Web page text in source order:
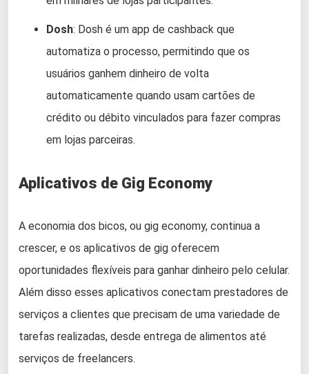
Dosh: Dosh é um app de cashback que
automatiza o processo, permitindo que os
usuários ganhem dinheiro de volta
automaticamente quando usam cartões de
crédito ou débito vinculados para fazer compras
em lojas parceiras.
Aplicativos de Gig Economy
A economia dos bicos, ou gig economy, continua a
crescer, e os aplicativos de gig oferecem
oportunidades flexíveis para ganhar dinheiro pelo celular.
Além disso esses aplicativos conectam prestadores de
serviços a clientes que precisam de uma variedade de
tarefas realizadas, desde entrega de alimentos até
serviços de freelancers.